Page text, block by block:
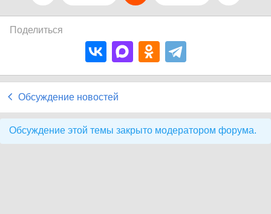
Поделиться
Обсуждение новостей
Обсуждение этой темы закрыто модератором форума.